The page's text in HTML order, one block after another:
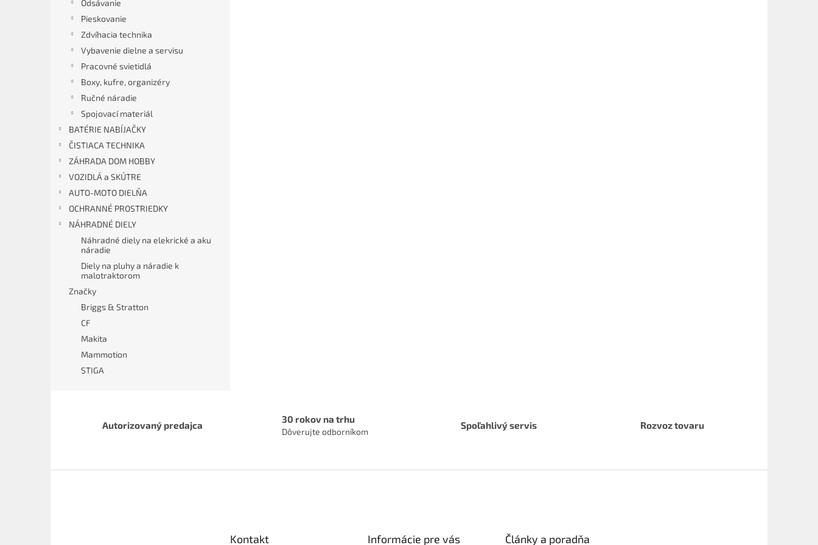
Odsávanie
Pieskovanie
Zdvíhacia technika
Vybavenie dielne a servisu
Pracovné svietidlá
Boxy, kufre, organizéry
Ručné náradie
Spojovací materiál
BATÉRIE NABÍJAČKY
ČISTIACA TECHNIKA
ZÁHRADA DOM HOBBY
VOZIDLÁ a SKÚTRE
AUTO-MOTO DIELŇA
OCHRANNÉ PROSTRIEDKY
NÁHRADNÉ DIELY
Náhradné diely na elekrické a aku
náradie
Diely na pluhy a náradie k
malotraktorom
Značky
Briggs & Stratton
CF
Makita
Mammotion
STIGA
Autorizovaný predajca
30 rokov na trhu
Dôverujte odborníkom
Spoľahlivý servis Rozvoz tovaru
Kontakt Informácie pre vás Články a poradňa